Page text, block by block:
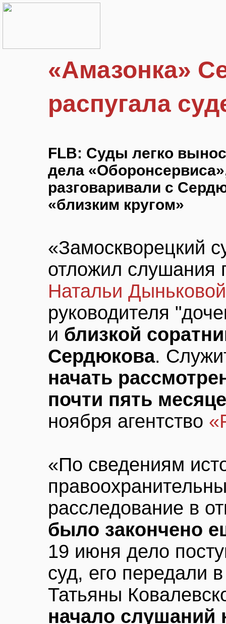
«Амазонка»
распугала
FLB: Суды легко
дела
разговаривали с
«близким кругом»
«Замоскворецкий
отложил слушания
Натальи Дыньковой
руководителя
и близкой
Сердюкова.
начать
почти пять
ноября агентство
«По сведениям
расследование в
было закончено
19 июня дело
суд, его передали
Татьяны
начало слушаний